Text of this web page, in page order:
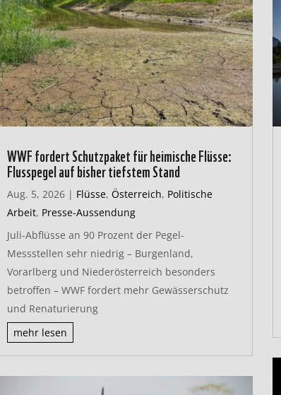
WWF fordert Schutzpaket für heimische Flüsse:
Flusspegel auf bisher tiefstem Stand
Aug. 5, 2026| Flüsse, Österreich, Politische
Arbeit, Presse-Aussendung
Juli-Abflüsse an 90 Prozent der Pegel-
Messstellen sehr niedrig – Burgenland,
Vorarlberg und Niederösterreich besonders
betroffen – WWF fordert mehr Gewässerschutz
und Renaturierung
mehr lesen